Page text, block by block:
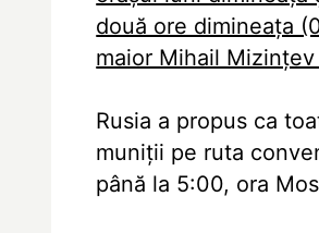
două ore dimineaţa
maior Mihail
Rusia a propus ca
muniţii pe ruta
până la 5:00, ora